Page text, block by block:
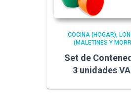
COCINA (HOGAR)
(MALETINES Y
Set de
3 unidades